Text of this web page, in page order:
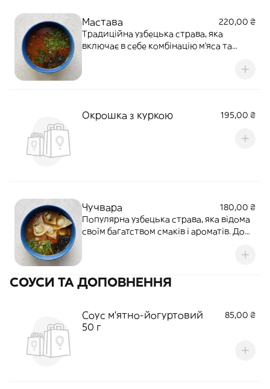
Мастава
220,00 ₴
Традиційна узбецька страва, яка
включає в себе комбінацію м'яса та
яловичина, морква, картопля, цибуля та
Окрошка з куркою 195,00 ₴
Чучвара
180,00 ₴
Популярна узбецька страва, яка відома
своїм багатством смаків і ароматів. До
СОУСИ ТА ДОПОВНЕННЯ
Соус м'ятно-йогуртовий
50 г
85,00 ₴